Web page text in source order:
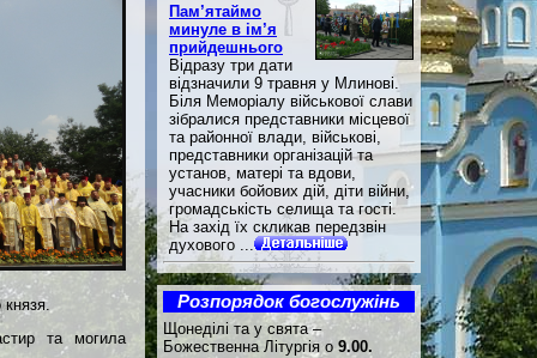
Пам’ятаймо
минуле в ім’я
прийдешнього
Відразу три дати
відзначили 9 травня у Млинові.
Біля Меморіалу військової слави
зібралися представники місцевої
та районної влади, військові,
представники організацій та
установ, матері та вдови,
учасники бойових дій, діти війни,
громадськість селища та гості.
На захід їх скликав передзвін
духового ...
Розпорядок богослужінь
Щонеділі та у свята –
Божественна Літургія о 9.00.
та могила